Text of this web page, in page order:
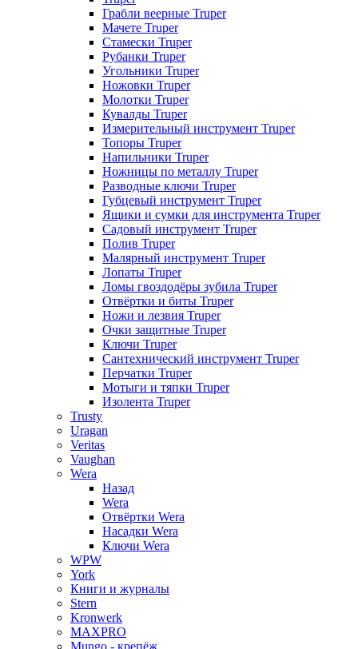
Грабли веерные Truper
Мачете Truper
Стамески Truper
Рубанки Truper
Угольники Truper
Ножовки Truper
Молотки Truper
Кувалды Truper
Измерительный инструмент Truper
Топоры Truper
Напильники Truper
Ножницы по металлу Truper
Разводные ключи Truper
Губцевый инструмент Truper
Ящики и сумки для инструмента Truper
Садовый инструмент Truper
Полив Truper
Малярный инструмент Truper
Лопаты Truper
Ломы гвоздодёры зубила Truper
Отвёртки и биты Truper
Ножи и лезвия Truper
Очки защитные Truper
Ключи Truper
Сантехнический инструмент Truper
Перчатки Truper
Мотыги и тяпки Truper
Изолента Truper
Trusty
Uragan
Veritas
Vaughan
Wera
Назад
Wera
Отвёртки Wera
Насадки Wera
Ключи Wera
WPW
York
Книги и журналы
Stern
Kronwerk
MAXPRO
Mungo - крепёж